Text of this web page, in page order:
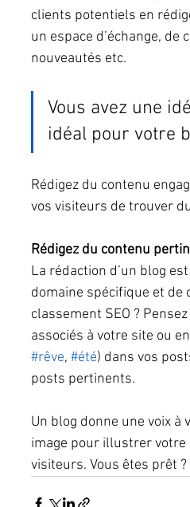
clients potentiels en
un espace d’échange,
nouveautés etc.
Vous avez une
idéal pour votre
Rédigez du contenu
vos visiteurs de trouver
Rédigez du contenu
La rédaction d’un blog
domaine spécifique et de
classement SEO ?
associés à votre site ou
#rêve, #été) dans vos
posts pertinents.
Un blog donne une voix
image pour illustrer votre
visiteurs. Vous êtes prêt